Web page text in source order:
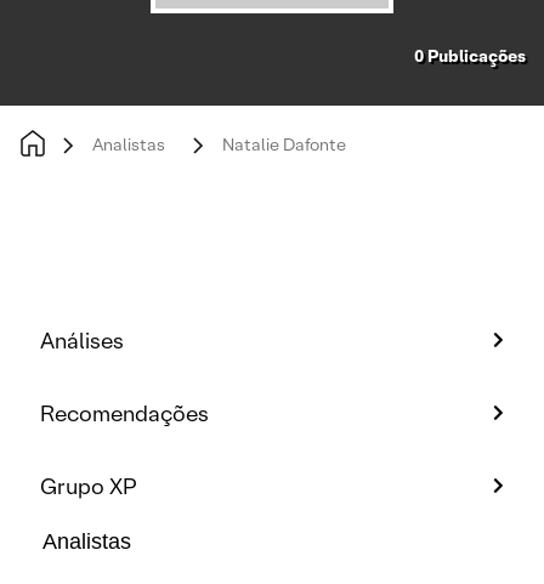
0Publicações
Analistas Natalie Dafonte
Análises
Recomendações
Grupo XP
Analistas